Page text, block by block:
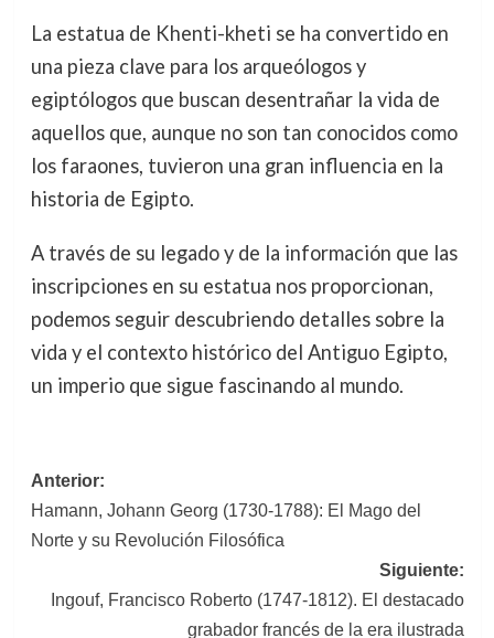
La estatua de Khenti-kheti se ha convertido en
una pieza clave para los arqueólogos y
egiptólogos que buscan desentrañar la vida de
aquellos que, aunque no son tan conocidos como
los faraones, tuvieron una gran influencia en la
historia de Egipto.
A través de su legado y de la información que las
inscripciones en su estatua nos proporcionan,
podemos seguir descubriendo detalles sobre la
vida y el contexto histórico del Antiguo Egipto,
un imperio que sigue fascinando al mundo.
Navegación
de
entradas
Anterior:
Hamann, Johann Georg (1730-1788): El Mago del
Norte y su Revolución Filosófica
Siguiente:
Ingouf, Francisco Roberto (1747-1812). El destacado
grabador francés de la era ilustrada